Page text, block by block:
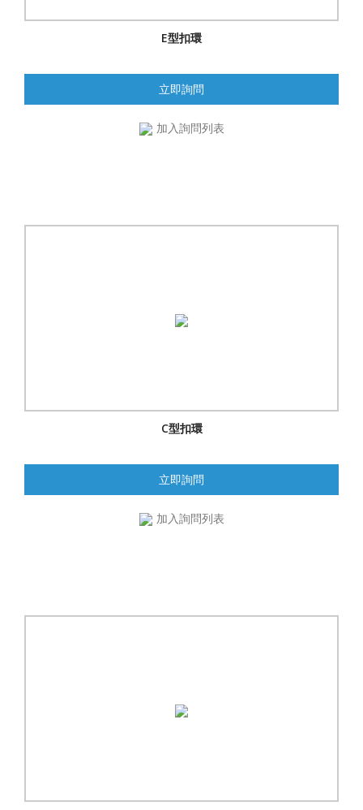
E型扣環
立即詢問
加入詢問列表
C型扣環
立即詢問
加入詢問列表